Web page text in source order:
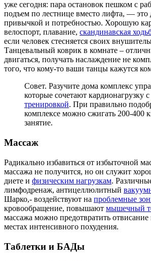
уже сегодня: пара остановок пешком с
подъем по лестнице вместо лифта, — это
привычкой и потребностью. Хорошую
велоспорт, плавание, скандинавская
если человек стесняется своих
Танцевальный коврик в комнате –
двигаться, получать наслаждение не
того, что кому-то ваши танцы кажутся
Совет. Разучите дома комплекс
которые сочетают кардионагрузку с
тренировкой. При правильно
комплексе можно сжигать 200-400
занятие.
Массаж
Радикально избавиться от избыточной
массажа не получится, но он служит
диете и физическим нагрузкам.
лимфодренаж, антицеллюлитный
Шарко,- воздействуют на проблемные
кровообращение, повышают мышечный
массажа можно предотвратить отвисание
местах интенсивного похудения.
Таблетки и БАДы